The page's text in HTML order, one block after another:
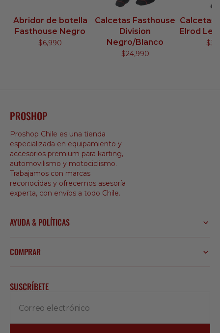
Abridor de botella
Fasthouse Negro
$6,990
Calcetas Fasthouse
Division
Negro/Blanco
$24,990
Calcetas
Elrod
PROSHOP
Proshop Chile es una tienda
especializada en equipamiento y
accesorios premium para karting,
automovilismo y motociclismo.
Trabajamos con marcas
reconocidas y ofrecemos asesoría
experta, con envíos a todo Chile.
AYUDA & POLÍTICAS
COMPRAR
SUSCRÍBETE
Correo electrónico